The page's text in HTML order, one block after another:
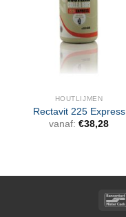
HOUTLIJMEN
Rectavit 225 Express
vanaf: €38,28